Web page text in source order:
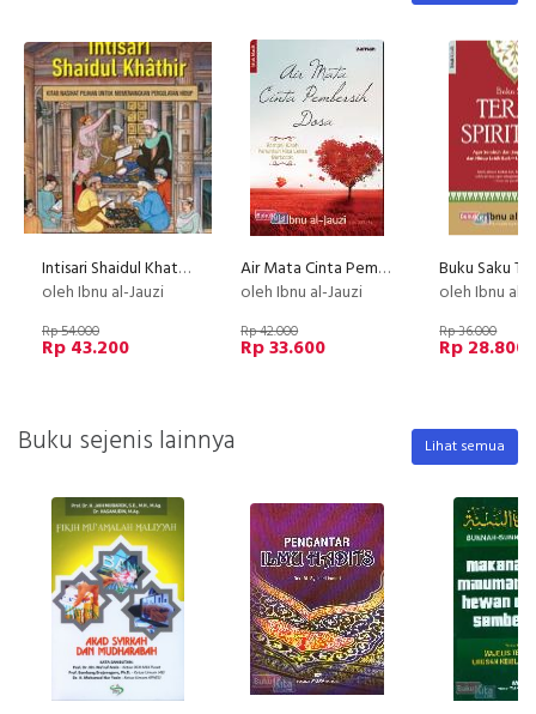
Intisari Shaidul Khathir
oleh Ibnu al-Jauzi
Rp 54.000
Rp 43.200
Air Mata Cinta Pembersih Dosa : Rampai Kisah Penuntun Kita Lekas Bertobat
oleh Ibnu al-Jauzi
Rp 42.000
Rp 33.600
oleh Ibnu al-
Rp 36.000
Rp 28.800
Buku sejenis lainnya Lihat semua